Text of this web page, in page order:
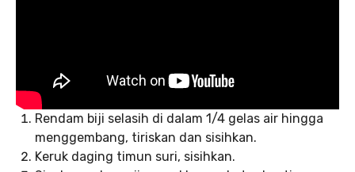
Rendam biji selasih di dalam 1/4 gelas air hingga
menggembang, tiriskan dan sisihkan.
Keruk daging timun suri, sisihkan.